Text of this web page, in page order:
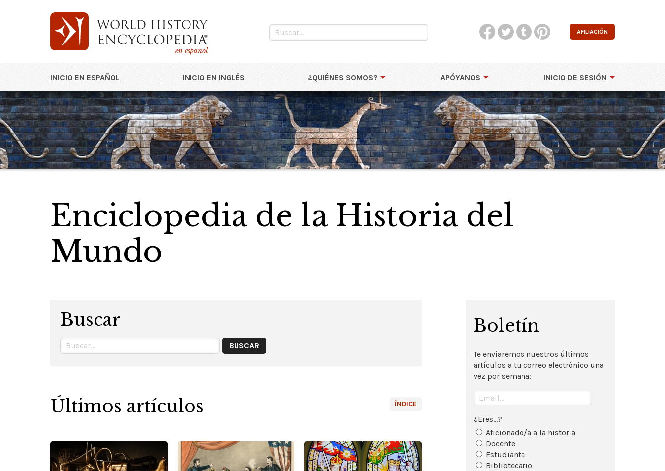
en español
AFILIACIÓN
INICIO EN ESPAÑOL INICIO EN INGLÉS ¿QUIÉNES SOMOS? APÓYANOS INICIO DE SESIÓN
Enciclopedia de la Historia del
Mundo
Buscar
ÍNDICE
Últimos artículos
Boletín
Te enviaremos nuestros últimos
artículos a tu correo electrónico una
vez por semana:
¿Eres...?
Aficionado/a a la historia
Docente
Estudiante
Bibliotecario